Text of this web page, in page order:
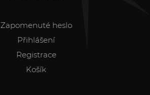
Zapomenuté heslo
Přihlášení
Registrace
Košík